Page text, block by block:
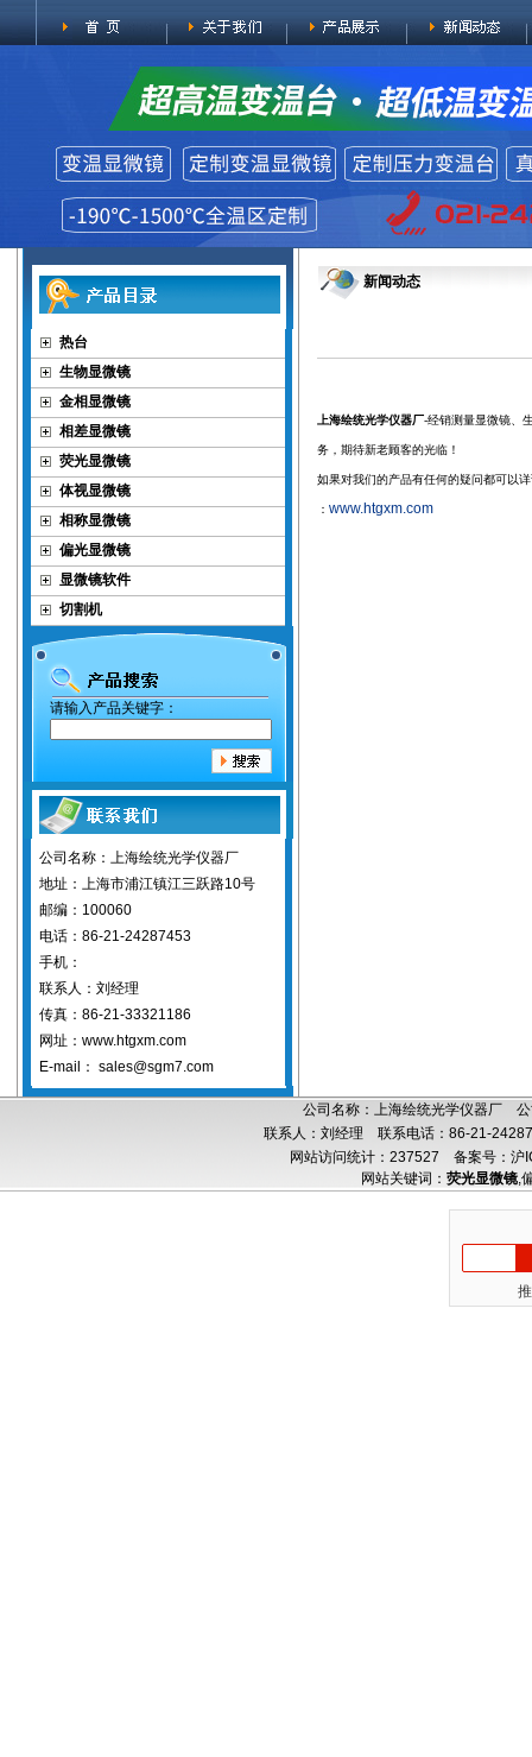
热台
生物显微镜
金相显微镜
相差显微镜
荧光显微镜
体视显微镜
相称显微镜
偏光显微镜
显微镜软件
切割机
请输入产品关键字：
公司名称：上海绘统光学仪器厂
地址：上海市浦江镇江三跃路10号
邮编：100060
电话：86-21-24287453
手机：
联系人：刘经理
传真：86-21-33321186
网址：www.htgxm.com
E-mail： sales@sgm7.com
新闻动态
上海绘统光学仪器厂-经销测量显微镜、
务，期待新老顾客的光临！
如果对我们的产品有任何的疑问都可以
： www.htgxm.com
公司名称：上海绘统光学仪器厂
联系人：刘经理 联系电话：86-21-
网站访问统计：237527 备案号：沪
网站关键词： 荧光显微镜,